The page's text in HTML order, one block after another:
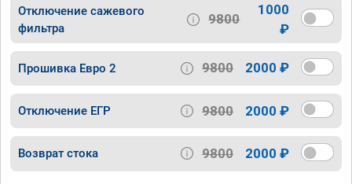
Отключение сажевого
фильтра
9800
1000
₽
Прошивка Евро 2 9800 2000 ₽
Отключение ЕГР 9800 2000 ₽
Возврат стока 9800 2000 ₽